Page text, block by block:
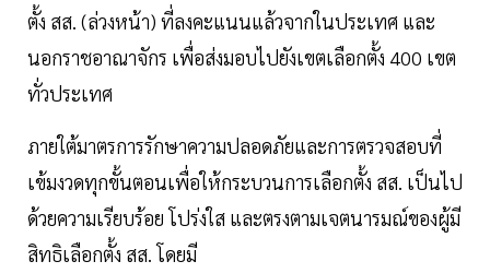
ตั้ง สส. (ล่วงหน้า) ที่ลงคะแนนแล้วจากในประเทศ และ
นอกราชอาณาจักร เพื่อส่งมอบไปยังเขตเลือกตั้ง 400 เขต
ทั่วประเทศ
ภายใต้มาตรการรักษาความปลอดภัยและการตรวจสอบที่
เข้มงวดทุกขั้นตอนเพื่อให้กระบวนการเลือกตั้ง สส. เป็นไป
ด้วยความเรียบร้อย โปร่งใส และตรงตามเจตนารมณ์ของผู้มี
สิทธิเลือกตั้ง สส. โดยมี